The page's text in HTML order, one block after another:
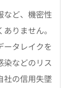
など、機密性
りません。
ータレイクを
染などのリス
社の信用失墜